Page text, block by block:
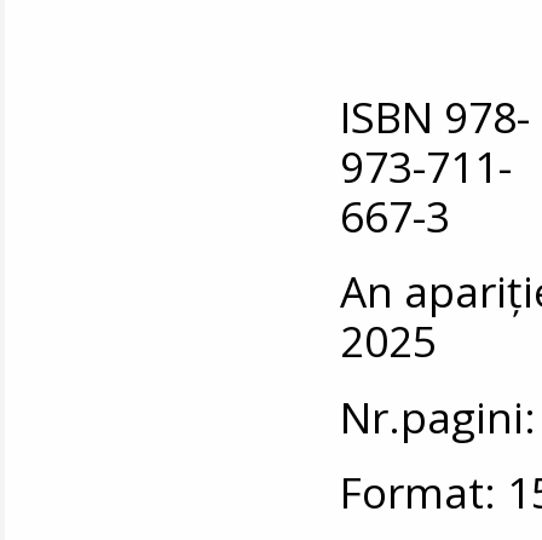
ISBN 978-
973-711-
667-3
An
2025
Format: